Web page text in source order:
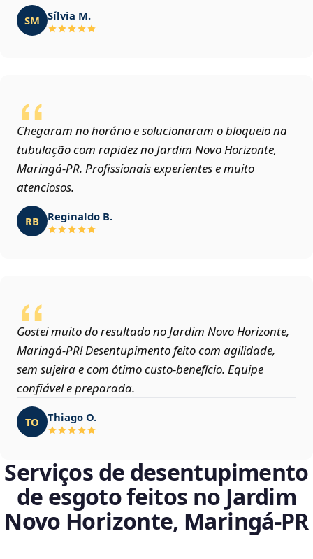
SM Sílvia M.
Chegaram no horário e solucionaram o bloqueio na
tubulação com rapidez no Jardim Novo Horizonte,
Maringá‑PR. Profissionais experientes e muito
atenciosos.
RB Reginaldo B.
Gostei muito do resultado no Jardim Novo Horizonte,
Maringá‑PR! Desentupimento feito com agilidade,
sem sujeira e com ótimo custo-benefício. Equipe
confiável e preparada.
TO Thiago O.
Serviços de desentupimento
de esgoto feitos no Jardim
Novo Horizonte, Maringá‑PR